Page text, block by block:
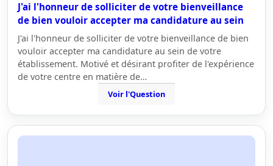
J'ai l'honneur de solliciter de votre bienveillance
de bien vouloir accepter ma candidature au sein
J'ai l'honneur de solliciter de votre bienveillance de bien
vouloir accepter ma candidature au sein de votre
établissement. Motivé et désirant profiter de l'expérience
de votre centre en matière de…
Voir l'Question